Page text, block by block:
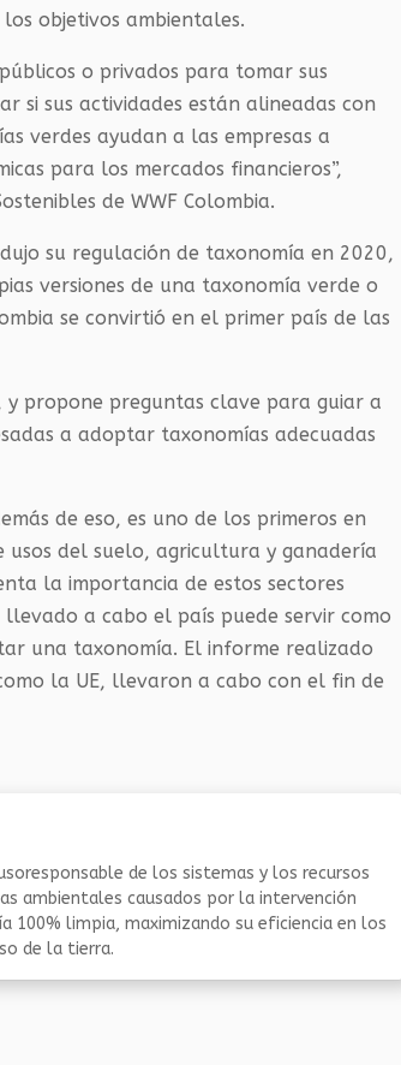
objetivos ambientales.
o privados para tomar sus
si sus actividades están alineadas con
verdes ayudan a las empresas a
para los mercados financieros”,
de WWF Colombia.
su regulación de taxonomía en 2020,
versiones de una taxonomía verde o
se convirtió en el primer país de las
y propone preguntas clave para guiar a
a adoptar taxonomías adecuadas
de eso, es uno de los primeros en
usos del suelo, agricultura y ganadería
la importancia de estos sectores
llevado a cabo el país puede servir como
una taxonomía. El informe realizado
la UE, llevaron a cabo con el fin de
de los sistemas y los recursos
ambientales causados por la intervención
100% limpia, maximizando su eficiencia en los
de la tierra.